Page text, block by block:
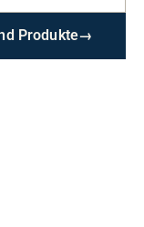
Produkte→